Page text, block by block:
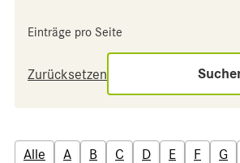
Einträge pro Seite
Zurücksetzen
Alle A B C D E F G